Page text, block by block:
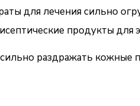
для лечения сильно
продукты
раздражать